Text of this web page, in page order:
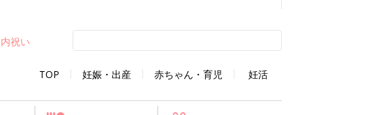
TOP 妊娠・出産 赤ちゃん・育児 妊活
内祝い